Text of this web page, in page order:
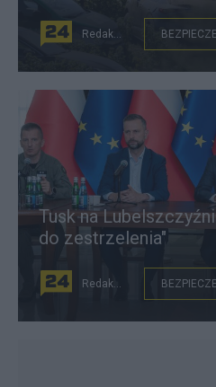
Redakcja
Tusk na
do zestrzelenia"
Redakcja